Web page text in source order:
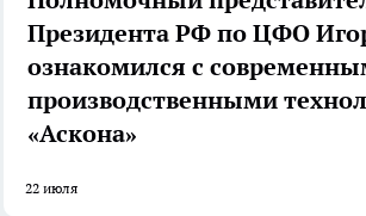
Президента РФ по ЦФО
ознакомился с
производственными
«Аскона»
22 июля